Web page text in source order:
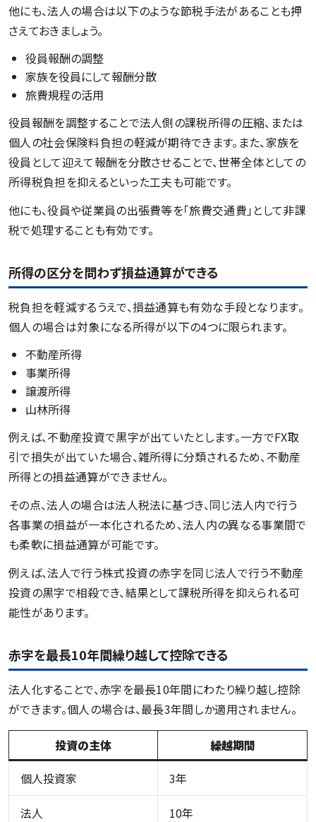
他にも、法人の場合は以下のような節税手法があることも押
さえておきましょう。
役員報酬の調整
家族を役員にして報酬分散
旅費規程の活用
役員報酬を調整することで法人側の課税所得の圧縮、または
個人の社会保険料負担の軽減が期待できます。また、家族を
役員として迎えて報酬を分散させることで、世帯全体としての
所得税負担を抑えるといった工夫も可能です。
他にも、役員や従業員の出張費等を「旅費交通費」として非課
税で処理することも有効です。
所得の区分を問わず損益通算ができる
税負担を軽減するうえで、損益通算も有効な手段となります。
個人の場合は対象になる所得が以下の4つに限られます。
不動産所得
事業所得
譲渡所得
山林所得
例えば、不動産投資で黒字が出ていたとします。一方でFX取
引で損失が出ていた場合、雑所得に分類されるため、不動産
所得との損益通算ができません。
その点、法人の場合は法人税法に基づき、同じ法人内で行う
各事業の損益が一本化されるため、法人内の異なる事業間で
も柔軟に損益通算が可能です。
例えば、法人で行う株式投資の赤字を同じ法人で行う不動産
投資の黒字で相殺でき、結果として課税所得を抑えられる可
能性があります。
赤字を最長10年間繰り越して控除できる
法人化することで、赤字を最長10年間にわたり繰り越し控除
ができます。個人の場合は、最長3年間しか適用されません。
投資の主体
繰越期間
個人投資家
3年
法人 10年